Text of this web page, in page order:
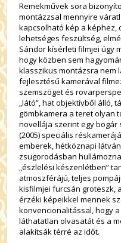
Remekművek sora
montázzsal mennyire
kapcsolható kép a képhez,
lehetséges feszültség,
Sándor kísérleti filmjei úgy
hogy közben sem
klasszikus montázsra nem
fejlesztésű kamerával
szemszöget és
„látó”, hat objektívből álló,
gömbkamera a teret olyan
novellája szerint egy
(2005) speciális
emberek, hétköznapi
zsugorodásban
„észlelési készenlétben”
atmoszférájú, teljes
kisfilmjei furcsán groteszk,
érzéki képeikkel mennek
konvencionalitással, hogy
láthatatlan olvasatát és a
alakítsák térré az időt.